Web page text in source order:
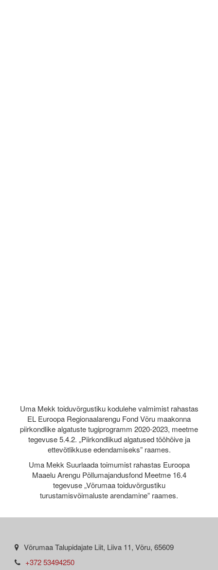
Uma Mekk toiduvõrgustiku kodulehe valmimist rahastas
EL Euroopa Regionaalarengu Fond Võru maakonna
piirkondlike algatuste tugiprogramm 2020-2023, meetme
tegevuse 5.4.2. „Piirkondlikud algatused tööhõive ja
ettevõtlikkuse edendamiseks” raames.
Uma Mekk Suurlaada toimumist rahastas Euroopa
Maaelu Arengu Põllumajandusfond Meetme 16.4
tegevuse „Võrumaa toiduvõrgustiku
turustamisvõimaluste arendamine” raames.
Võrumaa Talupidajate Liit, Liiva 11, Võru, 65609
+372 53494250